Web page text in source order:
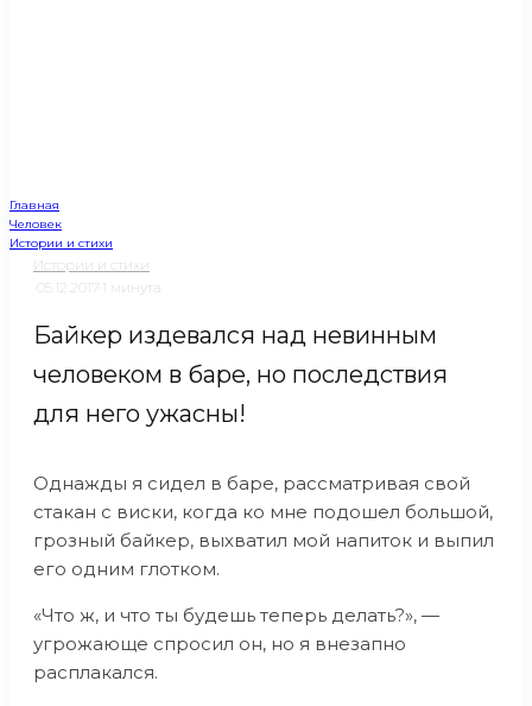
Главная
Человек
Истории и стихи
Истории и стихи
05.12.2017 1 минута
Байкер издевался над невинным
человеком в баре, но последствия
для него ужасны!
Однажды я сидел в баре, рассматривая свой
стакан с виски, когда ко мне подошел большой,
грозный байкер, выхватил мой напиток и выпил
его одним глотком.
«Что ж, и что ты будешь теперь делать?», —
угрожающе спросил он, но я внезапно
расплакался.